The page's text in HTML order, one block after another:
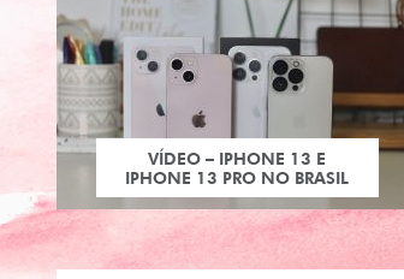
VÍDEO – IPHONE 13 E
IPHONE 13 PRO NO BRASIL